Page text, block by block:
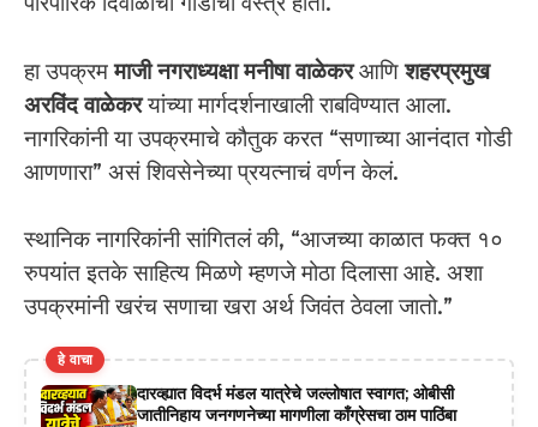
हा उपक्रममाजी नगराध्यक्षा मनीषा वाळेकरआणिशहरप्रमुख
अरविंद वाळेकरयांच्या मार्गदर्शनाखाली राबविण्यात आला.
नागरिकांनी या उपक्रमाचे कौतुक करत “सणाच्या आनंदात गोडी
आणणारा” असं शिवसेनेच्या प्रयत्नाचं वर्णन केलं.
स्थानिक नागरिकांनी सांगितलं की, “आजच्या काळात फक्त १०
रुपयांत इतके साहित्य मिळणे म्हणजे मोठा दिलासा आहे. अशा
उपक्रमांनी खरंच सणाचा खरा अर्थ जिवंत ठेवला जातो.”
हे वाचा
दारव्ह्यात विदर्भ मंडल यात्रेचे जल्लोषात स्वागत; ओबीसी
जातीनिहाय जनगणनेच्या मागणीला काँग्रेसचा ठाम पाठिंबा